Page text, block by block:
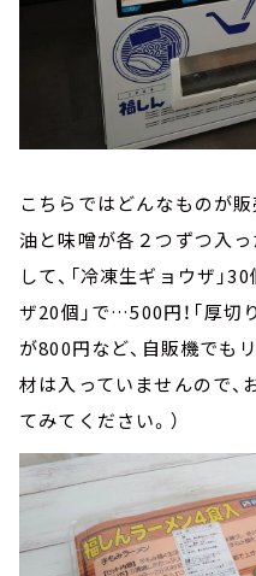
こちらではどんなものが
油と味噌が各２つずつ入
して、「冷凍生ギョウザ」
ザ20個」で…500円！「厚切
が800円など、自販機でも
材は入っていませんので
てみてください。）